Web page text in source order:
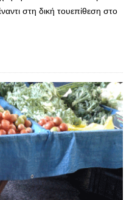
στη δική τουεπίθεση στο